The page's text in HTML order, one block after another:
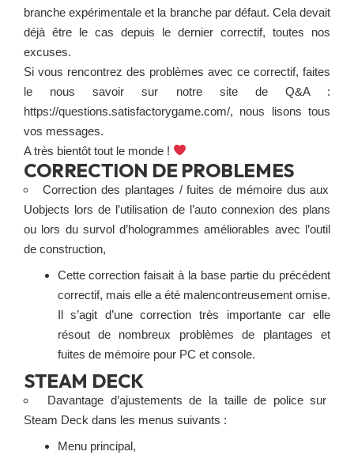
branche expérimentale et la branche par défaut. Cela devait
déjà être le cas depuis le dernier correctif, toutes nos
excuses.
Si vous rencontrez des problèmes avec ce correctif, faites
le nous savoir sur notre site de Q&A :
https://questions.satisfactorygame.com/, nous lisons tous
vos messages.
A très bientôt tout le monde !
CORRECTION DE PROBLEMES
Correction des plantages / fuites de mémoire dus aux
Uobjects lors de l’utilisation de l’auto connexion des plans
ou lors du survol d’hologrammes améliorables avec l’outil
de construction,
Cette correction faisait à la base partie du précédent
correctif, mais elle a été malencontreusement omise.
Il s’agit d’une correction très importante car elle
résout de nombreux problèmes de plantages et
fuites de mémoire pour PC et console.
STEAM DECK
Davantage d’ajustements de la taille de police sur
Steam Deck dans les menus suivants :
Menu principal,